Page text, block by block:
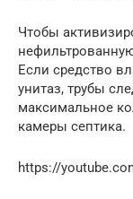
Чтобы
Если средство
унитаз, трубы
максимальное
камеры септика.
https://